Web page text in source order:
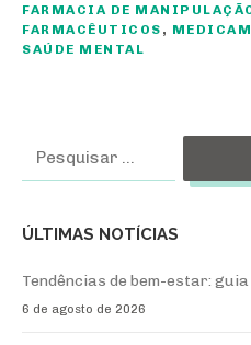
FARMACIA DE
FARMACÊUTICOS ,
SAÚDE MENTAL
Pesquisar
por:
ÚLTIMAS NOTÍCIAS
Tendências de bem-estar: guia
6 de agosto de 2026